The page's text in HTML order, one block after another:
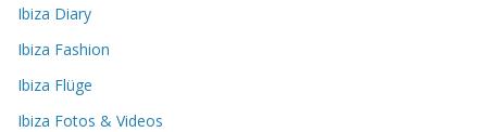
Ibiza Diary
Ibiza Fashion
Ibiza Flüge
Ibiza Fotos & Videos